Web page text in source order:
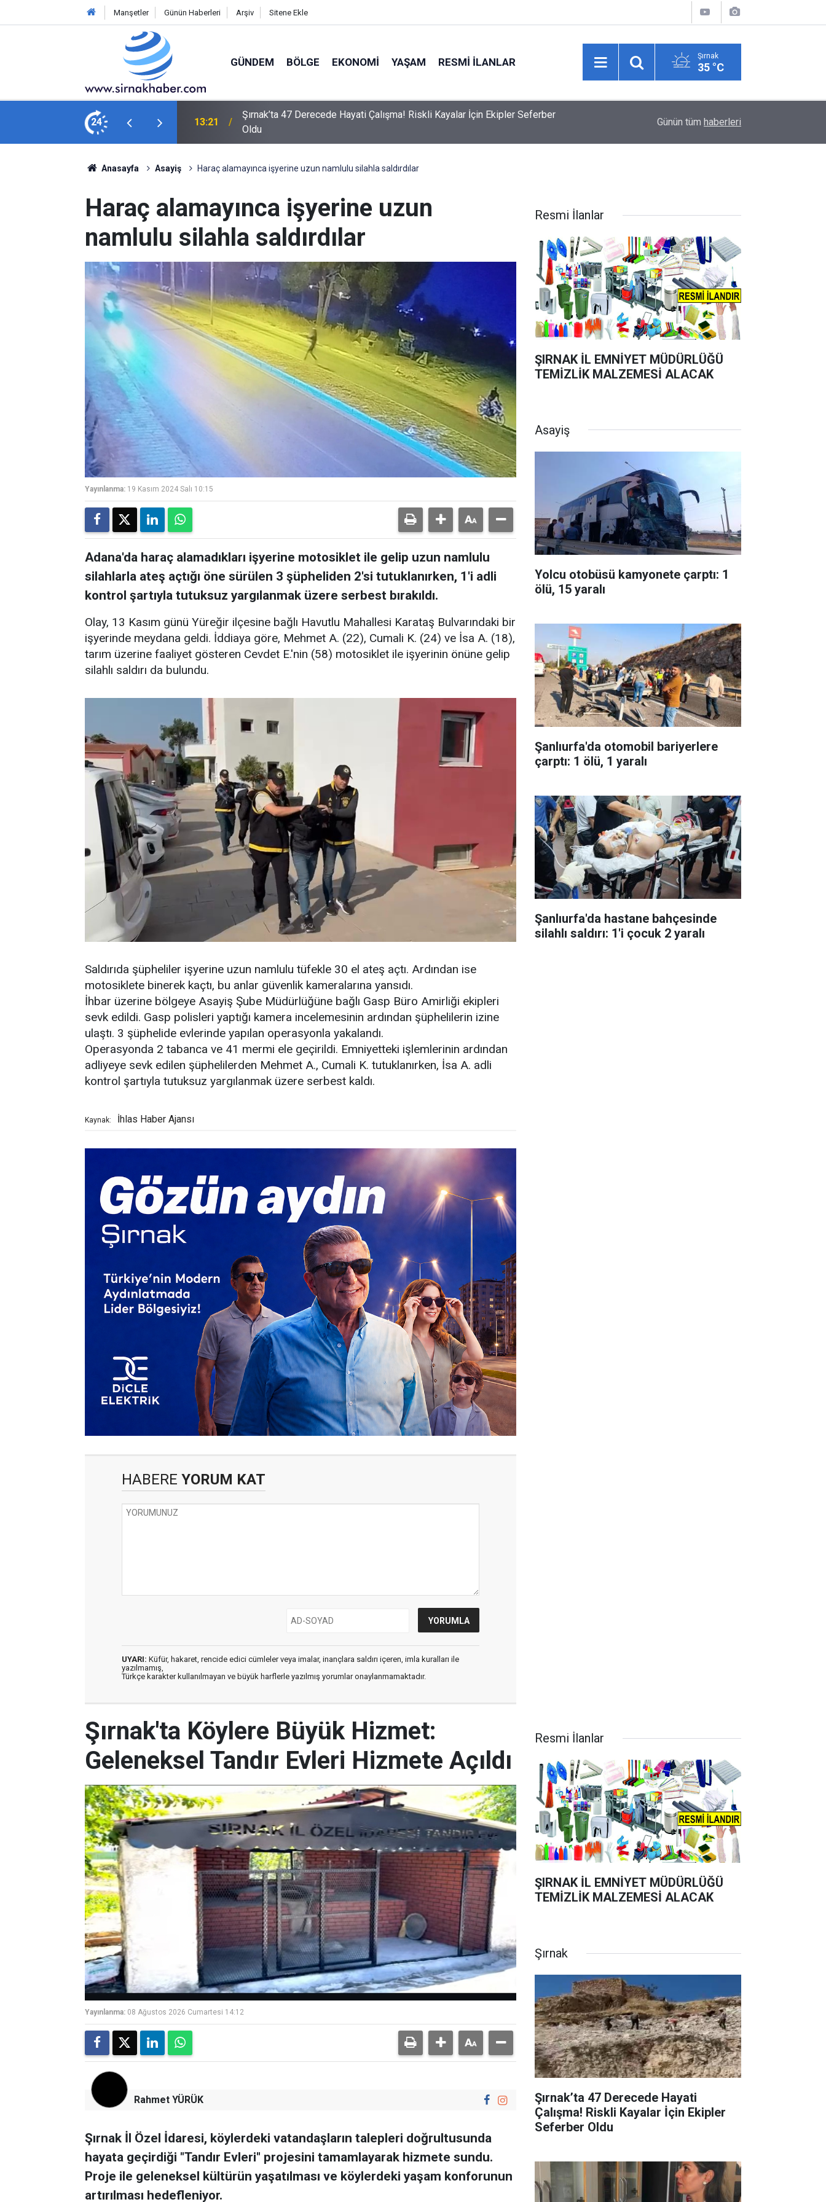
Manşetler Günün Haberleri Arşiv Sitene Ekle
GÜNDEM BÖLGE EKONOMI YAŞAM RESMI İLANLAR Şırnak
35 °C
24
Riskli Kayalar İçin Ekipler Seferber
12:01 Cizre’de Zirai İlaç Satış Noktaları Denetlendi Balıkçılar yeni sezona hazırlanıyor: "Halk bol
Günün tüm haberleri
Anasayfa Asayiş Haraç alamayınca işyerine uzun namlulu silahla saldırdılar
Haraç alamayınca işyerine uzun
namlulu silahla saldırdılar
Yayınlanma: 19 Kasım 2024 Salı 10:15
Adana'da haraç alamadıkları işyerine motosiklet ile gelip uzun namlulu
silahlarla ateş açtığı öne sürülen 3 şüpheliden 2'si tutuklanırken, 1'i adli
kontrol şartıyla tutuksuz yargılanmak üzere serbest bırakıldı.
Olay, 13 Kasım günü Yüreğir ilçesine bağlı Havutlu Mahallesi Karataş Bulvarındaki bir
işyerinde meydana geldi. İddiaya göre, Mehmet A. (22), Cumali K. (24) ve İsa A. (18),
tarım üzerine faaliyet gösteren Cevdet E.'nin (58) motosiklet ile işyerinin önüne gelip
silahlı saldırı da bulundu.
Saldırıda şüpheliler işyerine uzun namlulu tüfekle 30 el ateş açtı. Ardından ise
motosiklete binerek kaçtı, bu anlar güvenlik kameralarına yansıdı.
İhbar üzerine bölgeye Asayiş Şube Müdürlüğüne bağlı Gasp Büro Amirliği ekipleri
sevk edildi. Gasp polisleri yaptığı kamera incelemesinin ardından şüphelilerin izine
ulaştı. 3 şüphelide evlerinde yapılan operasyonla yakalandı.
Operasyonda 2 tabanca ve 41 mermi ele geçirildi. Emniyetteki işlemlerinin ardından
adliyeye sevk edilen şüphelilerden Mehmet A., Cumali K. tutuklanırken, İsa A. adli
kontrol şartıyla tutuksuz yargılanmak üzere serbest kaldı.
Kaynak: İhlas Haber Ajansı
HABERE YORUM KAT
UYARI: Küfür, hakaret, rencide edici cümleler veya imalar, inançlara saldırı içeren, imla kuralları ile
yazılmamış,
Türkçe karakter kullanılmayan ve büyük harflerle yazılmış yorumlar onaylanmamaktadır.
Resmi İlanlar
ŞIRNAK İL EMNİYET MÜDÜRLÜĞÜ
TEMİZLİK MALZEMESİ ALACAK
Asayiş
Yolcu otobüsü kamyonete çarptı: 1
ölü, 15 yaralı
Şanlıurfa'da otomobil bariyerlere
çarptı: 1 ölü, 1 yaralı
Şanlıurfa'da hastane bahçesinde
silahlı saldırı: 1'i çocuk 2 yaralı
Şırnak'ta Köylere Büyük Hizmet:
Geleneksel Tandır Evleri Hizmete Açıldı
Yayınlanma: 08 Ağustos 2026 Cumartesi 14:12
Rahmet YÜRÜK
Şırnak İl Özel İdaresi, köylerdeki vatandaşların talepleri doğrultusunda
hayata geçirdiği "Tandır Evleri" projesini tamamlayarak hizmete sundu.
Proje ile geleneksel kültürün yaşatılması ve köylerdeki yaşam konforunun
artırılması hedefleniyor.
Resmi İlanlar
ŞIRNAK İL EMNİYET MÜDÜRLÜĞÜ
TEMİZLİK MALZEMESİ ALACAK
Şırnak
Şırnak’ta 47 Derecede Hayati
Çalışma! Riskli Kayalar İçin Ekipler
Seferber Oldu